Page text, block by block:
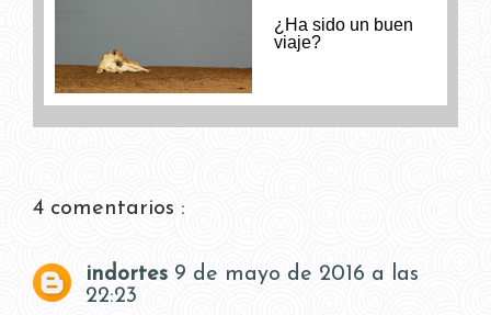
¿Ha sido un buen
viaje?
4 comentarios :
indortes 9 de mayo de 2016 a las
22:23